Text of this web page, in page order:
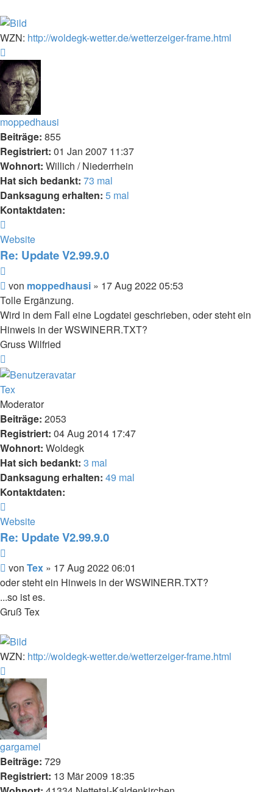
WZN: http://woldegk-wetter.de/wetterzeiger-frame.html
oben
moppedhausi
Beiträge: 855
Registriert: 01 Jan 2007 11:37
Wohnort: Willich / Niederrhein
Hat sich bedankt: 73 mal
Danksagung erhalten: 5 mal
Kontaktdaten:
von
moppedhausi
Website
Re: Update V2.99.9.0
Beitrag
von moppedhausi » 17 Aug 2022 05:53
Tolle Ergänzung.
Wird in dem Fall eine Logdatei geschrieben, oder steht ein
Hinweis in der WSWINERR.TXT?
Gruss Wilfried
oben
Tex
Moderator
Beiträge: 2053
Registriert: 04 Aug 2014 17:47
Wohnort: Woldegk
Hat sich bedankt: 3 mal
Danksagung erhalten: 49 mal
Kontaktdaten:
von
Tex
Website
Re: Update V2.99.9.0
Beitrag
von Tex » 17 Aug 2022 06:01
oder steht ein Hinweis in der WSWINERR.TXT?
...so ist es.
Gruß Tex
WZN: http://woldegk-wetter.de/wetterzeiger-frame.html
oben
gargamel
Beiträge: 729
Registriert: 13 Mär 2009 18:35